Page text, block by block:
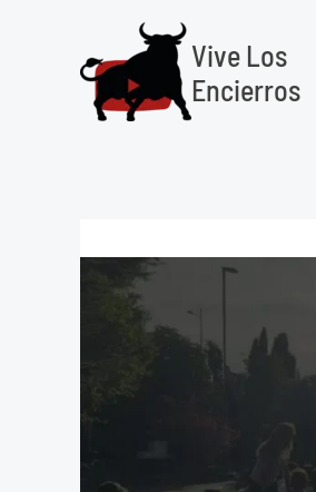
contenido
Vive Los
Encierros